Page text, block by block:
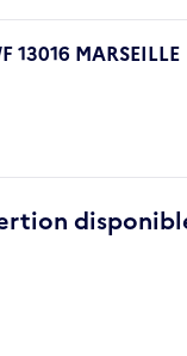
13016 MARSEILLE